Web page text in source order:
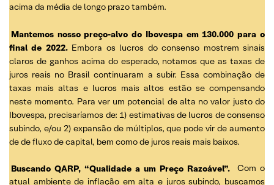
acima da média de longo prazo também.
Mantemos nosso preço-alvo do Ibovespa em 130.000 para o
final de 2022. Embora os lucros do consenso mostrem sinais
claros de ganhos acima do esperado, notamos que as taxas de
juros reais no Brasil continuaram a subir. Essa combinação de
taxas mais altas e lucros mais altos estão se compensando
neste momento. Para ver um potencial de alta no valor justo do
Ibovespa, precisaríamos de: 1) estimativas de lucros de consenso
subindo, e/ou 2) expansão de múltiplos, que pode vir de aumento
de de fluxo de capital, bem como de juros reais mais baixos.
Buscando QARP, “Qualidade a um Preço Razoável”.
Com o
atual ambiente de inflação em alta e juros subindo, buscamos